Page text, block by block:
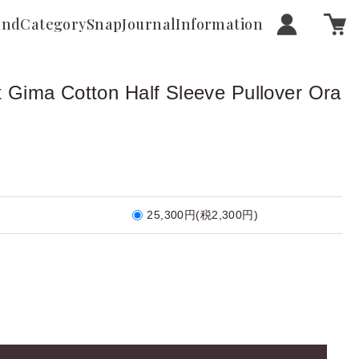
CategorySnapJournalInformation
Gima Cotton Half Sleeve Pullover Ora
25,300円(税2,300円)